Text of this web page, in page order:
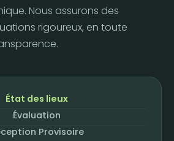
Nous assurons des
rigoureux, en toute
État des lieux
Évaluation
Provisoire